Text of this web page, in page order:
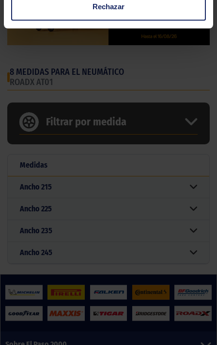
Rechazar
8 MEDIDAS PARA EL NEUMÁTICO
ROADX AT01
Filtrar por medida
Medidas
Ancho 215
Ancho 225
Ancho 235
Ancho 245